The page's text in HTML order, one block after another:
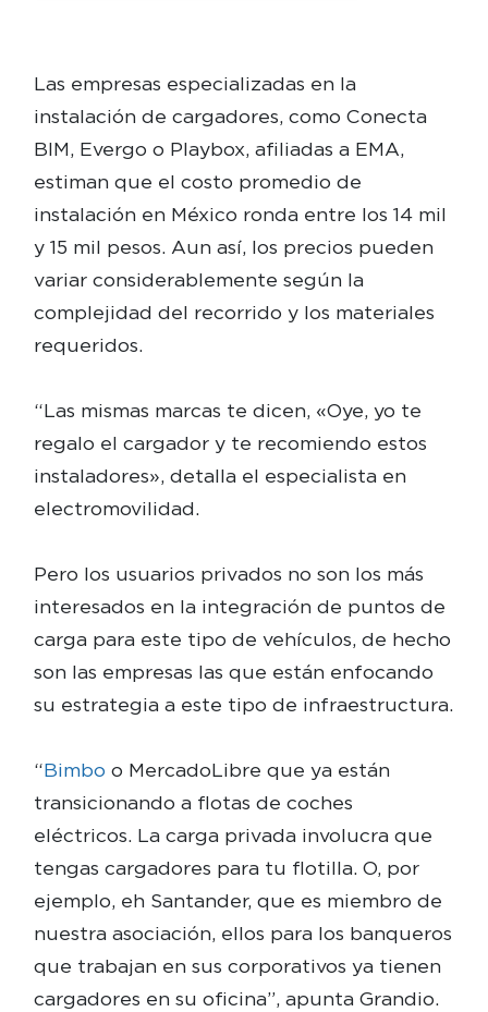
Las empresas especializadas en la
instalación de cargadores, como Conecta
BIM, Evergo o Playbox, afiliadas a EMA,
estiman que el costo promedio de
instalación en México ronda entre los 14 mil
y 15 mil pesos. Aun así, los precios pueden
variar considerablemente según la
complejidad del recorrido y los materiales
requeridos.
“Las mismas marcas te dicen, «Oye, yo te
regalo el cargador y te recomiendo estos
instaladores», detalla el especialista en
electromovilidad.
Pero los usuarios privados no son los más
interesados en la integración de puntos de
carga para este tipo de vehículos, de hecho
son las empresas las que están enfocando
su estrategia a este tipo de infraestructura.
“Bimbo o MercadoLibre que ya están
transicionando a flotas de coches
eléctricos. La carga privada involucra que
tengas cargadores para tu flotilla. O, por
ejemplo, eh Santander, que es miembro de
nuestra asociación, ellos para los banqueros
que trabajan en sus corporativos ya tienen
cargadores en su oficina”, apunta Grandio.